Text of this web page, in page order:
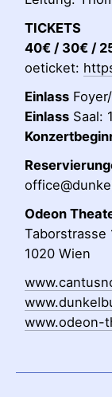
TICKETS
40€ / 30€ /
oeticket:
Einlass
Einlass Saal:
Odeon
Taborstrasse
1020 Wien
www.odeon-